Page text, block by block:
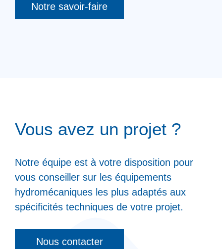
Notre savoir-faire
Vous avez un projet ?
Notre équipe est à votre disposition pour
vous conseiller sur les équipements
hydromécaniques les plus adaptés aux
spécificités techniques de votre projet.
Nous contacter